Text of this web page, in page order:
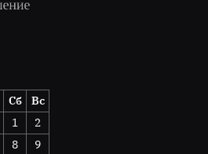
Сб
Вс
1
2
8
9